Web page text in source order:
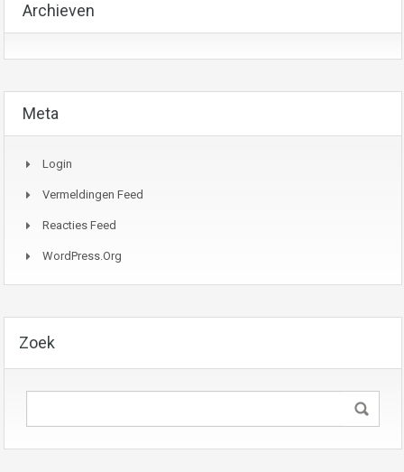
Archieven
Meta
Login
Vermeldingen Feed
Reacties Feed
WordPress.org
Zoek